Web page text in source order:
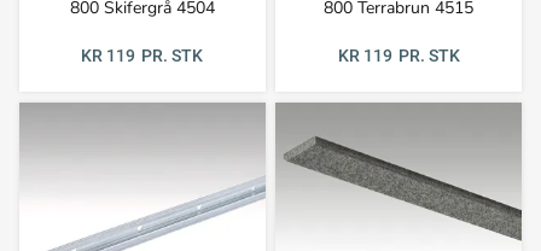
800 Skifergrå 4504
KR 119 PR. STK
800 Terrabrun 4515
KR 119 PR. STK